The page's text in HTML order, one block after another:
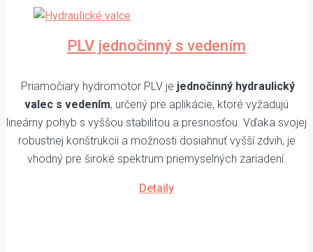
PLV jednočinný s vedením
Priamočiary hydromotor PLV je jednočinný hydraulický
valec s vedením, určený pre aplikácie, ktoré vyžadujú
lineárny pohyb s vyššou stabilitou a presnosťou. Vďaka svojej
robustnej konštrukcii a možnosti dosiahnuť vyšší zdvih, je
vhodný pre široké spektrum priemyselných zariadení.
Detaily